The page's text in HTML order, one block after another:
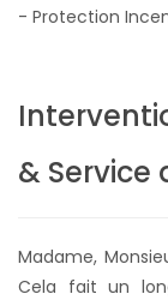
- Protection
& Service
Madame,
Cela fait un